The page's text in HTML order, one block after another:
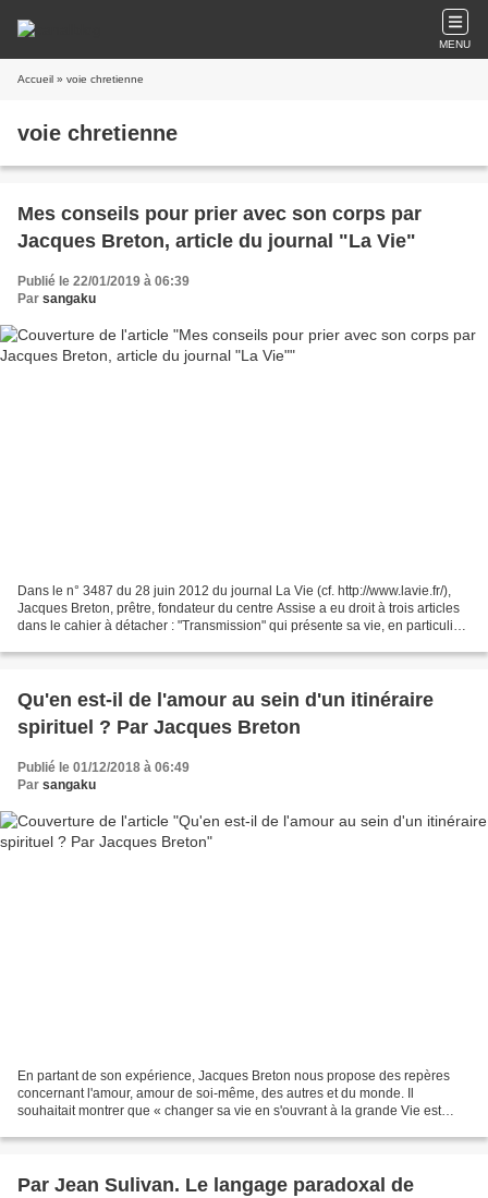
MENU
Accueil » voie chretienne
voie chretienne
Mes conseils pour prier avec son corps par
Jacques Breton, article du journal "La Vie"
Publié le 22/01/2019 à 06:39
Par sangaku
Dans le n° 3487 du 28 juin 2012 du journal La Vie (cf. http://www.lavie.fr/),
Jacques Breton, prêtre, fondateur du centre Assise a eu droit à trois articles
dans le cahier à détacher : "Transmission" qui présente sa vie, en particulier
Qu'en est-il de l'amour au sein d'un itinéraire
spirituel ? Par Jacques Breton
Publié le 01/12/2018 à 06:49
Par sangaku
En partant de son expérience, Jacques Breton nous propose des repères
concernant l'amour, amour de soi-même, des autres et du monde. Il
souhaitait montrer que « changer sa vie en s'ouvrant à la grande Vie est
Par Jean Sulivan. Le langage paradoxal de